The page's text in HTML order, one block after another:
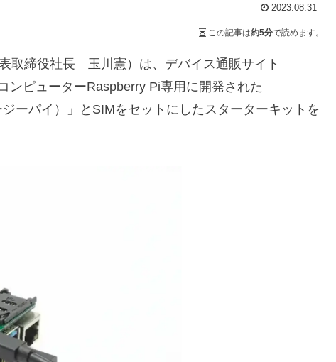
2023.08.31
この記事は約5分で読めます。
取締役社長 玉川憲）は、デバイス通販サイト
ンピューターRaspberry Pi専用に開発された
ーパイ）」とSIMをセットにしたスターターキットを